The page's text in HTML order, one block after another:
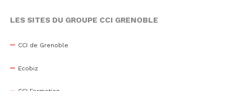
LES SITES DU GROUPE CCI GRENOBLE
CCI de Grenoble
Ecobiz